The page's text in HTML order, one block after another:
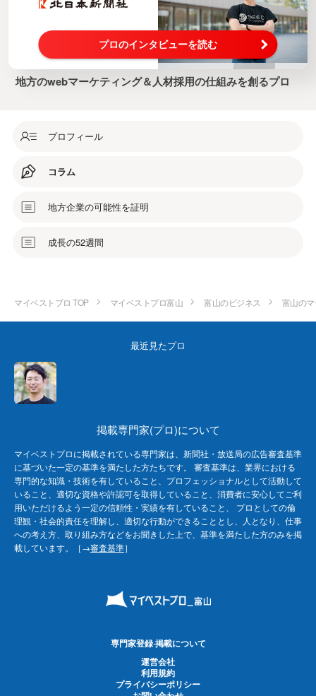
プロのインタビューを読む
地方のwebマーケティング＆人材採用の仕組みを創るプロ
プロフィール
コラム
地方企業の可能性を証明
成長の52週間
マイベストプロ TOP マイベストプロ富山 富山のビジネス 富山の
最近見たプロ
掲載専門家(プロ)について
マイベストプロに掲載されている専門家は、新聞社・放送局の広告審査基準
に基づいた一定の基準を満たした方たちです。 審査基準は、業界における
専門的な知識・技術を有していること、プロフェッショナルとして活動して
いること、適切な資格や許認可を取得していること、消費者に安心してご利
用いただけるよう一定の信頼性・実績を有していること、 プロとしての倫
理観・社会的責任を理解し、適切な行動ができることとし、人となり、仕事
への考え方、取り組み方などをお聞きした上で、基準を満たした方のみを掲
載しています。［→審査基準］
専門家登録·掲載について
運営会社
利用規約
プライバシーポリシー